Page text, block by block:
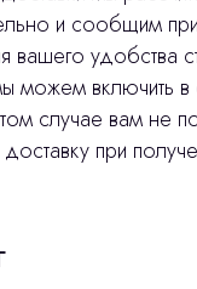
и сообщим
вашего удобства
можем включить в
случае вам не
доставку при